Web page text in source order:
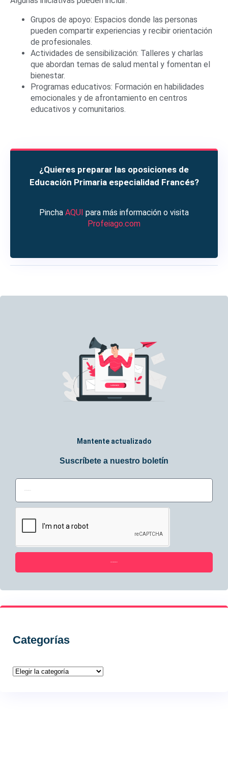
Grupos de apoyo: Espacios donde las personas
pueden compartir experiencias y recibir orientación
de profesionales.
Actividades de sensibilización: Talleres y charlas
que abordan temas de salud mental y fomentan el
bienestar.
Programas educativos: Formación en habilidades
emocionales y de afrontamiento en centros
educativos y comunitarios.
¿Quieres preparar las oposiciones de
Educación Primaria especialidad Francés?
Pincha AQUI para más información o visita
Profeiago.com
Mantente actualizado
Suscríbete a nuestro boletín
Categorías